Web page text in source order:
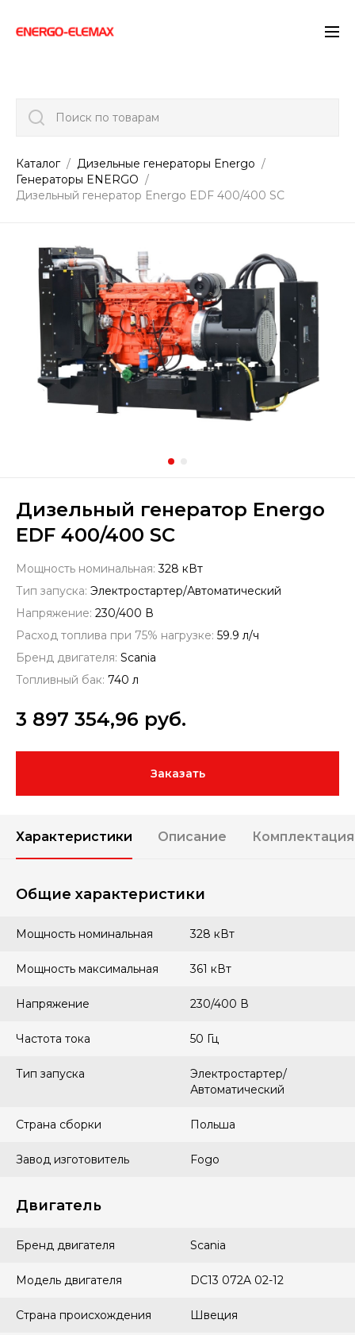
Поиск по товарам
Каталог
Дизельные генераторы Energo
Генераторы ENERGO
Дизельный генератор Energo EDF 400/400 SC
Дизельный генератор Energo
EDF 400/400 SC
Мощность номинальная:328 кВт
Тип запуска: Электростартер/Автоматический
Напряжение: 230/400 В
Расход топлива при 75% нагрузке: 59.9 л/ч
Бренд двигателя: Scania
Топливный бак: 740 л
3 897 354,96 руб.
Заказать
Характеристики Описание Комплектация
Общие характеристики
Мощность номинальная 328 кВт
Мощность максимальная 361 кВт
Напряжение 230/400 В
Частота тока 50 Гц
Тип запуска
Электростартер/
Автоматический
Страна сборки Польша
Завод изготовитель Fogo
Двигатель
Бренд двигателя Scania
Модель двигателя DC13 072A 02-12
Страна происхождения Швеция